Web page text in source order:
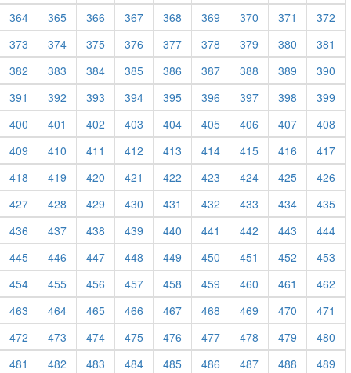
364
365 366 367 368 369 370 371
372
373
374 375 376 377 378 379 380
381
382
383 384 385 386 387 388 389
390
391
392 393 394 395 396 397 398
399
400
401 402 403 404 405 406 407
408
409
410 411 412 413 414 415 416
417
418
419 420 421 422 423 424 425
426
427
428 429 430 431 432 433 434
435
436
437 438 439 440 441 442 443
444
445
446 447 448 449 450 451 452
453
454
455 456 457 458 459 460 461
462
463
464 465 466 467 468 469 470
471
472
473 474 475 476 477 478 479
480
481
482 483 484 485 486 487 488
489